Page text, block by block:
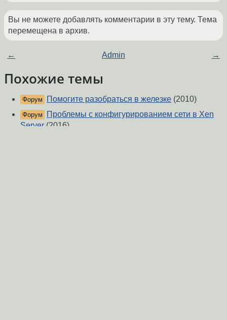
Вы не можете добавлять комментарии в эту тему. Тема
перемещена в архив.
← Admin →
Похожие темы
Форум Помогите разобраться в железке (2010)
Форум
Проблемы с конфигурированием сети в Xen
Server (2016)